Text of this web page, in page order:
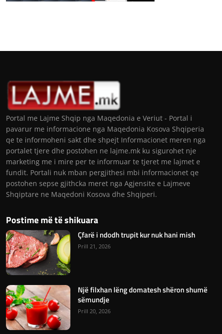
Portal me Lajme Shqip nga Maqedonia e Veriut - Portal i
pavarur me informacione nga Maqedonia Kosova Shqiperia
qe te informoheni sakt dhe shpejt Informacionet meren nga
portalet tjere dhe postohen ne lajme.mk ku sigurohet nje
marketing me i mire per te informuar te tjeret me lajmet e
fundit. Portali nuk mban pergjithesi mbi informacionet qe
postohen sepse gjithcka meret nga Agjensite e Lajmeve
Shqiptare ne Maqedoni Kosova dhe Shqiperi.
Postime më të shikuara
Çfarë i ndodh trupit kur nuk hani mish
Prill 21, 2026
Një filxhan lëng domatesh shëron shumë
sëmundje
Prill 20, 2026